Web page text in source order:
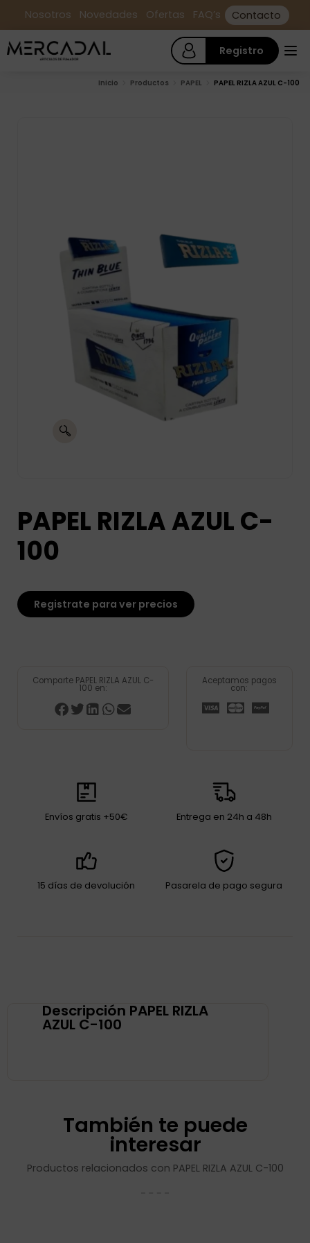
Nosotros Novedades Ofertas FAQ’s Contacto
Registro
Inicio Productos PAPEL PAPEL RIZLA AZUL C-100
PAPEL RIZLA AZUL C-
100
Registrate para ver precios
Comparte PAPEL RIZLA AZUL C-
100 en:
Aceptamos pagos
con:
Envíos gratis +50€ Entrega en 24h a 48h
15 días de devolución Pasarela de pago segura
Descripción PAPEL RIZLA
AZUL C-100
También te puede
interesar
Productos relacionados con PAPEL RIZLA AZUL C-100